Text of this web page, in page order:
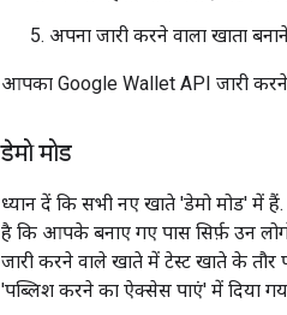
अपना जारी करने वाला खाता
आपका Google Wallet API जारी करने
डेमो मोड
ध्यान दें कि सभी नए खाते 'डेमो मोड' में
है कि आपके बनाए गए पास सिर्फ़ उन
जारी करने वाले खाते में टेस्ट खाते के
'पब्लिश करने का ऐक्सेस पाएं' में दिया